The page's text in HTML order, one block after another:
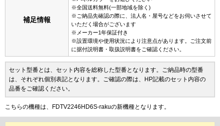
補足情報
※全国送料無料(一部地域を除く)
※ご納品先確認の際に、法人名・屋号などをお伺いさせて
いただく場合がございます
※メーカー1年保証付き
※設置環境や使用状況により注意点があります。ご注文前
に据付説明書・取扱説明書をご確認ください。
セット型番とは、セット内容を総称した型番となります。ご納品時の型番
は、それぞれ個別表記となります。ご確認の際は、HP記載のセット内容の
品番をご確認ください。
こちらの機種は、FDTV2246HD6S-rakuの新機種となります。